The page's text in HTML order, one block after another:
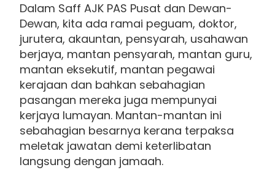
Dalam Saff AJK PAS Pusat dan Dewan-
Dewan, kita ada ramai peguam, doktor,
jurutera, akauntan, pensyarah, usahawan
berjaya, mantan pensyarah, mantan guru,
mantan eksekutif, mantan pegawai
kerajaan dan bahkan sebahagian
pasangan mereka juga mempunyai
kerjaya lumayan. Mantan-mantan ini
sebahagian besarnya kerana terpaksa
meletak jawatan demi keterlibatan
langsung dengan jamaah.